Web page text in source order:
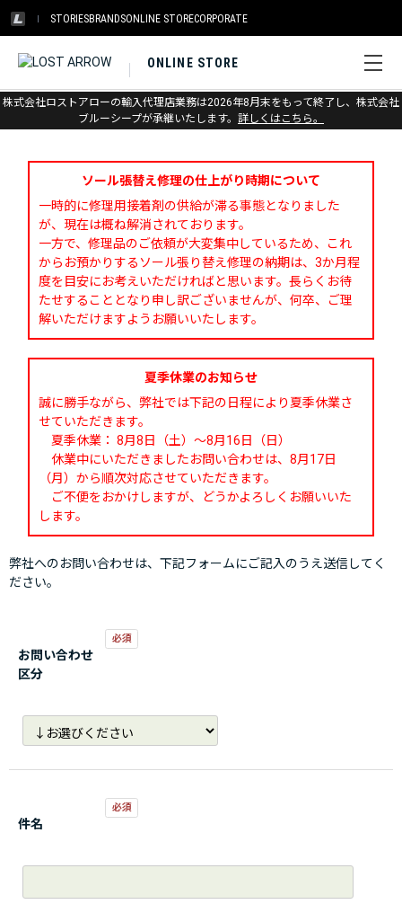
STORIESBRANDSONLINE STORECORPORATE
ONLINE STORE
株式会社ロストアローの輸入代理店業務は2026年8月末をもって終了し、株式会社
ブルーシープが承継いたします。 詳しくはこちら。
お問い合わせ
ソール張替え修理の仕上がり時期について
一時的に修理用接着剤の供給が滞る事態となりました
が、現在は概ね解消されております。
一方で、修理品のご依頼が大変集中しているため、これ
からお預かりするソール張り替え修理の納期は、3か月程
度を目安にお考えいただければと思います。長らくお待
たせすることとなり申し訳ございませんが、何卒、ご理
解いただけますようお願いいたします。
夏季休業のお知らせ
誠に勝手ながら、弊社では下記の日程により夏季休業さ
せていただきます。
夏季休業： 8月8日（土）～8月16日（日）
休業中にいただきましたお問い合わせは、8月17日
（月）から順次対応させていただきます。
ご不便をおかけしますが、どうかよろしくお願いいた
します。
弊社へのお問い合わせは、下記フォームにご記入のうえ送信してく
ださい。
お問い合わせ
区分
件名